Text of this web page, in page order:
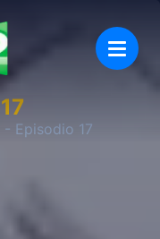
17
- Episodio 17